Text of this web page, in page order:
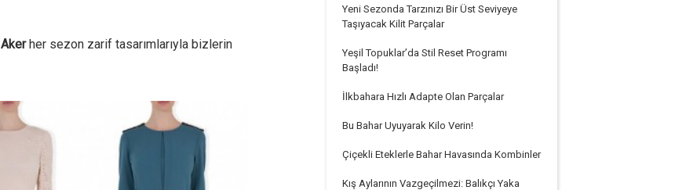
Akerher sezon zarif tasarımlarıyla bizlerin
Yeni Sezonda Tarzınızı Bir Üst Seviyeye
Taşıyacak Kilit Parçalar
Yeşil Topuklar’da Stil Reset Programı
Başladı!
İlkbahara Hızlı Adapte Olan Parçalar
Bu Bahar Uyuyarak Kilo Verin!
Çiçekli Eteklerle Bahar Havasında Kombinler
Kış Aylarının Vazgeçilmezi: Balıkçı Yaka